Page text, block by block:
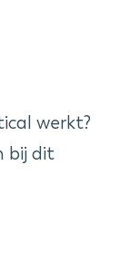
werkt?
bij dit